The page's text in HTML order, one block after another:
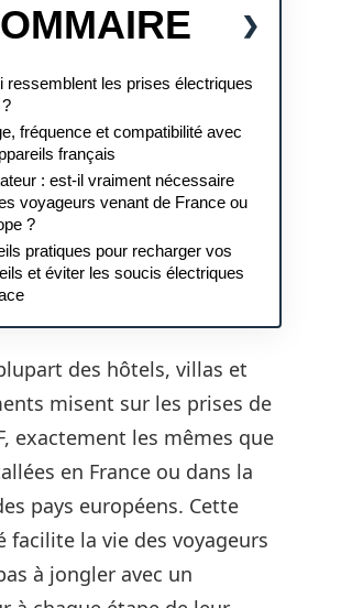
ressemblent les prises électriques
fréquence et compatibilité avec
français
: est-il vraiment nécessaire
voyageurs venant de France ou
?
pratiques pour recharger vos
et éviter les soucis électriques
des hôtels, villas et
misent sur les prises de
exactement les mêmes que
en France ou dans la
pays européens. Cette
facilite la vie des voyageurs
à jongler avec un